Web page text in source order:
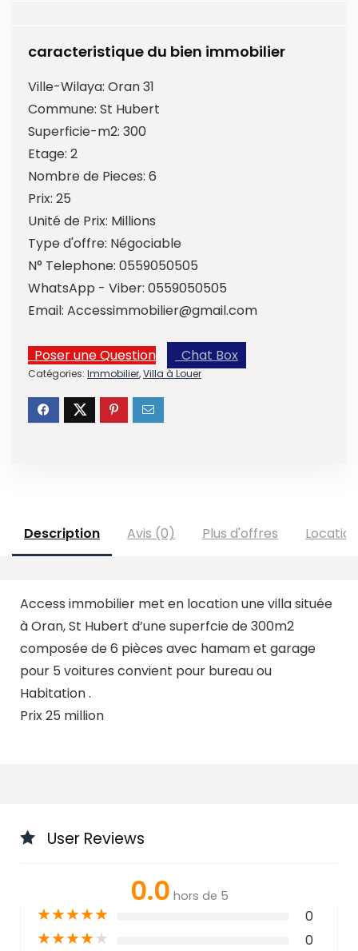
caracteristique du bien immobilier
Ville-Wilaya: Oran 31
Commune: St Hubert
Superficie-m2: 300
Etage: 2
Nombre de Pieces: 6
Prix: 25
Unité de Prix: Millions
Type d'offre: Négociable
N° Telephone: 0559050505
WhatsApp - Viber: 0559050505
Email: Accessimmobilier@gmail.com
Poser une Question Chat Box
Catégories: Immobilier,Villa à Louer
Description Avis (0) Plus d'offres Location
Access immobilier met en location une villa située
à Oran, St Hubert d’une superfcie de 300m2
composée de 6 pièces avec hamam et garage
pour 5 voitures convient pour bureau ou
Habitation .
Prix 25 million
User Reviews
0.0 hors de 5
★★★★★ 0
★★★★★ 0